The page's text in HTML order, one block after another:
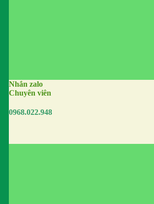
Nhắn zalo
Chuyên viên
0968.022.948